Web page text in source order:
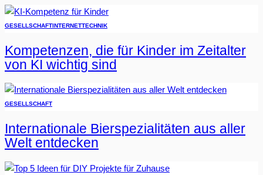
GESELLSCHAFTINTERNETTECHNIK
Kompetenzen, die für Kinder im Zeitalter
von KI wichtig sind
GESELLSCHAFT
Internationale Bierspezialitäten aus aller
Welt entdecken